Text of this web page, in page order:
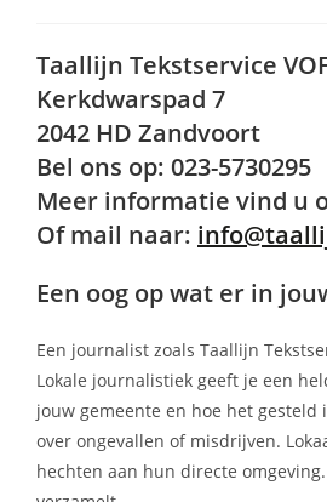
Taallijn Tekstservice
Kerkdwarspad 7
2042 HD Zandvoort
Bel ons op: 023-5730295
Meer informatie vind u
Of mail naar:
Een oog op wat er in
Een journalist zoals Taallijn
Lokale journalistiek geeft je een
jouw gemeente en hoe het
over ongevallen of misdrijven.
hechten aan hun directe